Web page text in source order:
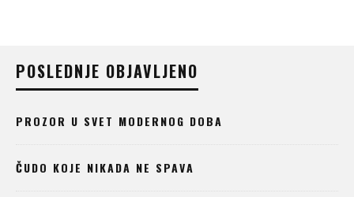
POSLEDNJE OBJAVLJENO
PROZOR U SVET MODERNOG DOBA
ČUDO KOJE NIKADA NE SPAVA